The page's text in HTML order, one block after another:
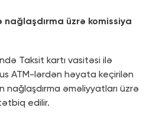
üzrə komissiya
Taksit kartı vasitəsi ilə
ATM-lərdən həyata keçirilən
nağlaşdırma əməliyyatları üzrə
edilir.